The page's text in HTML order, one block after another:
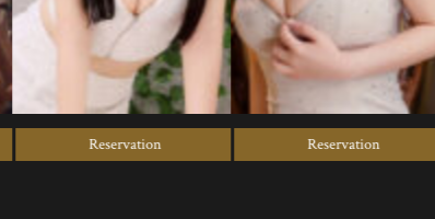
Reservation Reservation